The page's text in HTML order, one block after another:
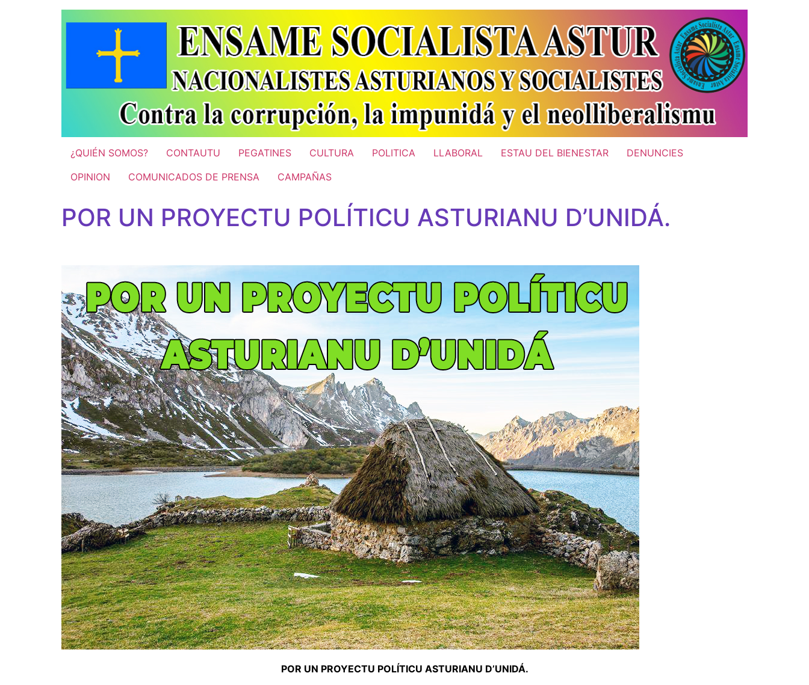
¿QUIÉN SOMOS? CONTAUTU PEGATINES CULTURA POLITICA LLABORAL ESTAU DEL BIENESTAR
DENUNCIES
OPINION
COMUNICADOS DE PRENSA CAMPAÑAS
POR UN PROYECTU POLÍTICU ASTURIANU D’UNIDÁ.
POR UN PROYECTU POLÍTICU ASTURIANU D’UNIDÁ.